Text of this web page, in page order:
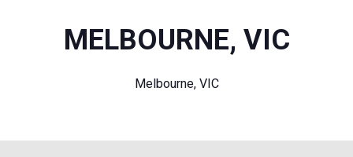
MELBOURNE, VIC
Melbourne, VIC